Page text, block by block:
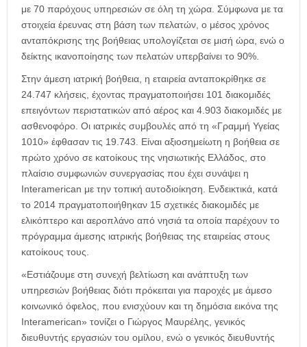
με 70 παρόχους υπηρεσιών σε όλη τη χώρα. Σύμφωνα με τα
στοιχεία έρευνας στη βάση των πελατών, ο μέσος χρόνος
ανταπόκρισης της βοήθειας υπολογίζεται σε μισή ώρα, ενώ ο
δείκτης ικανοποίησης των πελατών υπερβαίνει το 90%.
Στην άμεση ιατρική βοήθεια, η εταιρεία ανταποκρίθηκε σε
24.747 κλήσεις, έχοντας πραγματοποιήσει 101 διακομιδές
επειγόντων περιστατικών από αέρος και 4.903 διακομιδές με
ασθενοφόρο. Οι ιατρικές συμβουλές από τη «Γραμμή Υγείας
1010» έφθασαν τις 19.743. Είναι αξιοσημείωτη η βοήθεια σε
πρώτο χρόνο σε κατοίκους της νησιωτικής Ελλάδος, στο
πλαίσιο συμφωνιών συνεργασίας που έχει συνάψει η
Interamerican με την τοπική αυτοδιοίκηση. Ενδεικτικά, κατά
το 2014 πραγματοποιήθηκαν 15 σχετικές διακομιδές με
ελικόπτερο και αεροπλάνο από νησιά τα οποία παρέχουν το
πρόγραμμα άμεσης ιατρικής βοήθειας της εταιρείας στους
κατοίκους τους.
«Εστιάζουμε στη συνεχή βελτίωση και ανάπτυξη των
υπηρεσιών βοήθειας διότι πρόκειται για παροχές με άμεσο
κοινωνικό όφελος, που ενισχύουν και τη δημόσια εικόνα της
Interamerican» τονίζει ο Γιώργος Μαυρέλης, γενικός
διευθυντής εργασιών του ομίλου, ενώ ο γενικός διευθυντής